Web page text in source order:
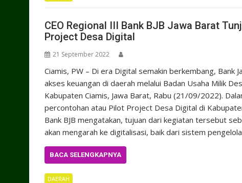
CEO Regional III Bank BJB Jawa Barat
Project Desa Digital
21 September 2022
Ciamis, PW – Di era Digital semakin berkembang, Bank
akses keuangan di daerah melalui Badan Usaha Milik
Kabupaten Ciamis, Jawa Barat, Rabu (21/09/2022).
percontohan atau Pilot Project Desa Digital di
Bank BJB mengatakan, tujuan dari kegiatan tersebut
akan mengarah ke digitalisasi, baik dari sistem
BACA SELENGKAPNYA
DAERAH